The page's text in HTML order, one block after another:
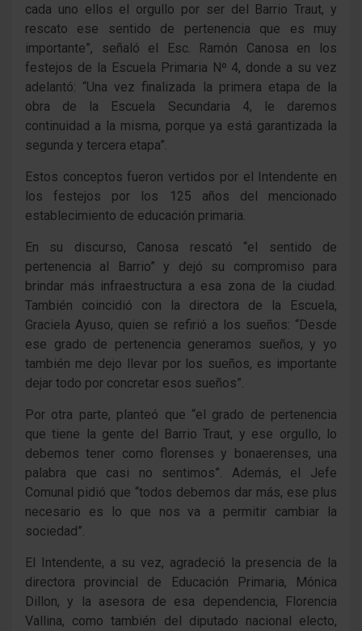
cada uno ellos el orgullo por ser del Barrio Traut, y
rescato ese sentido de pertenencia que es muy
importante”, señaló el Esc. Ramón Canosa en los
festejos de la Escuela Primaria Nº 4, donde a su vez
adelantó: “Una vez finalizada la primera etapa de la
obra de la Escuela Secundaria 4, le daremos
continuidad a la misma, porque ya está garantizada la
segunda y tercera etapa”.
Estos conceptos fueron vertidos por el Intendente en
los festejos por los 125 años del mencionado
establecimiento de educación primaria.
En su discurso, Canosa rescató “el sentido de
pertenencia al Barrio” y dejó su compromiso para
brindar más infraestructura a esa zona de la ciudad.
También coincidió con la directora de la Escuela,
Graciela Ayuso, quien se refirió a los sueños: “Desde
ese grado de pertenencia generamos sueños, y yo
también me dejo llevar por los sueños, es importante
dejar todo por concretar esos sueños”.
Por otra parte, planteó que “el grado de pertenencia
que tiene la gente del Barrio Traut, y ese orgullo, lo
debemos tener como florenses y bonaerenses, una
palabra que casi no sentimos”. Además, el Jefe
Comunal pidió que “todos debemos dar más, ese plus
necesario es lo que nos va a permitir cambiar la
sociedad”.
El Intendente, a su vez, agradeció la presencia de la
directora provincial de Educación Primaria, Mónica
Dillon, y la asesora de esa dependencia, Florencia
Vallina, como también del diputado nacional electo,